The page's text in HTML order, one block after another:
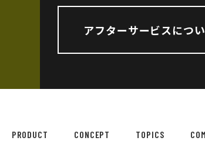
アフターサービスにつ
PRODUCT CONCEPT TOPICS